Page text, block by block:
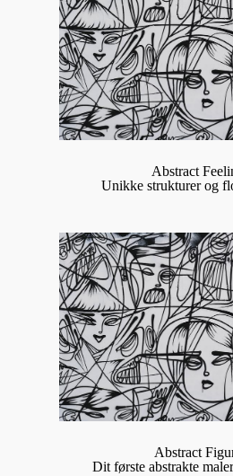
Abstract
Unikke strukturer og
Abstract
Dit første abstrakte